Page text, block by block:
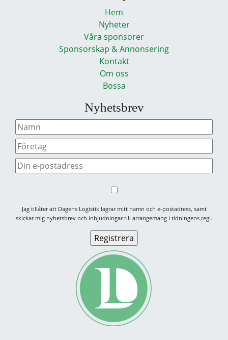
Hem
Nyheter
Våra sponsorer
Sponsorskap & Annonsering
Kontakt
Om oss
Bossa
Nyhetsbrev
Jag tillåter att Dagens Logistik lagrar mitt namn och e-postadress, samt
skickar mig nyhetsbrev och inbjudningar till arrangemang i tidningens regi.